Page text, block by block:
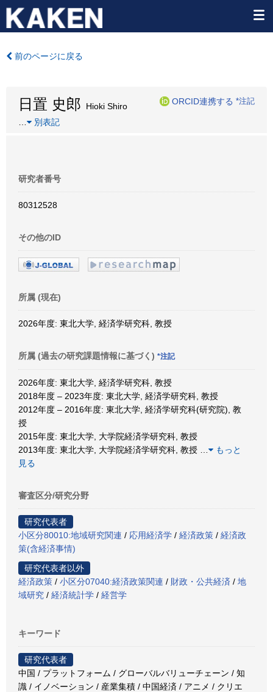
前のページに戻る
日置 史郎 Hioki Shiro
ORCID連携する *注記
別表記
研究者番号
80312528
その他のID
所属 (現在)
2026年度: 東北大学, 経済学研究科, 教授
所属 (過去の研究課題情報に基づく) *注記
2026年度: 東北大学, 経済学研究科, 教授
2018年度 – 2023年度: 東北大学, 経済学研究科, 教授
2012年度 – 2016年度: 東北大学, 経済学研究科(研究院), 教
授
2015年度: 東北大学, 大学院経済学研究科, 教授
2013年度: 東北大学, 大学院経済学研究科, 教授
もっと
見る
審査区分/研究分野
研究代表者
小区分80010:地域研究関連 / 応用経済学 / 経済政策 / 経済政
策(含経済事情)
研究代表者以外
経済政策 / 小区分07040:経済政策関連 / 財政・公共経済 / 地
域研究 / 経済統計学 / 経営学
キーワード
研究代表者
中国 / プラットフォーム / グローバルバリューチェーン / 知
識 / イノベーション / 産業集積 / 中国経済 / アニメ / クリエ